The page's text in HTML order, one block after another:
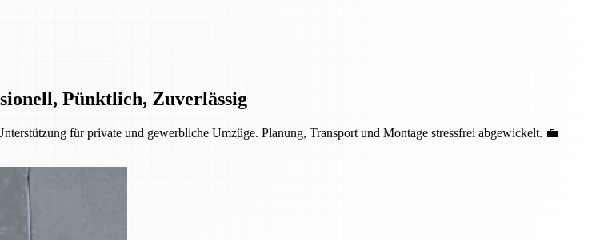
Pünktlich, Zuverlässig
für private und gewerbliche Umzüge. Planung, Transport und Montage stressfrei abgewickelt. 💼